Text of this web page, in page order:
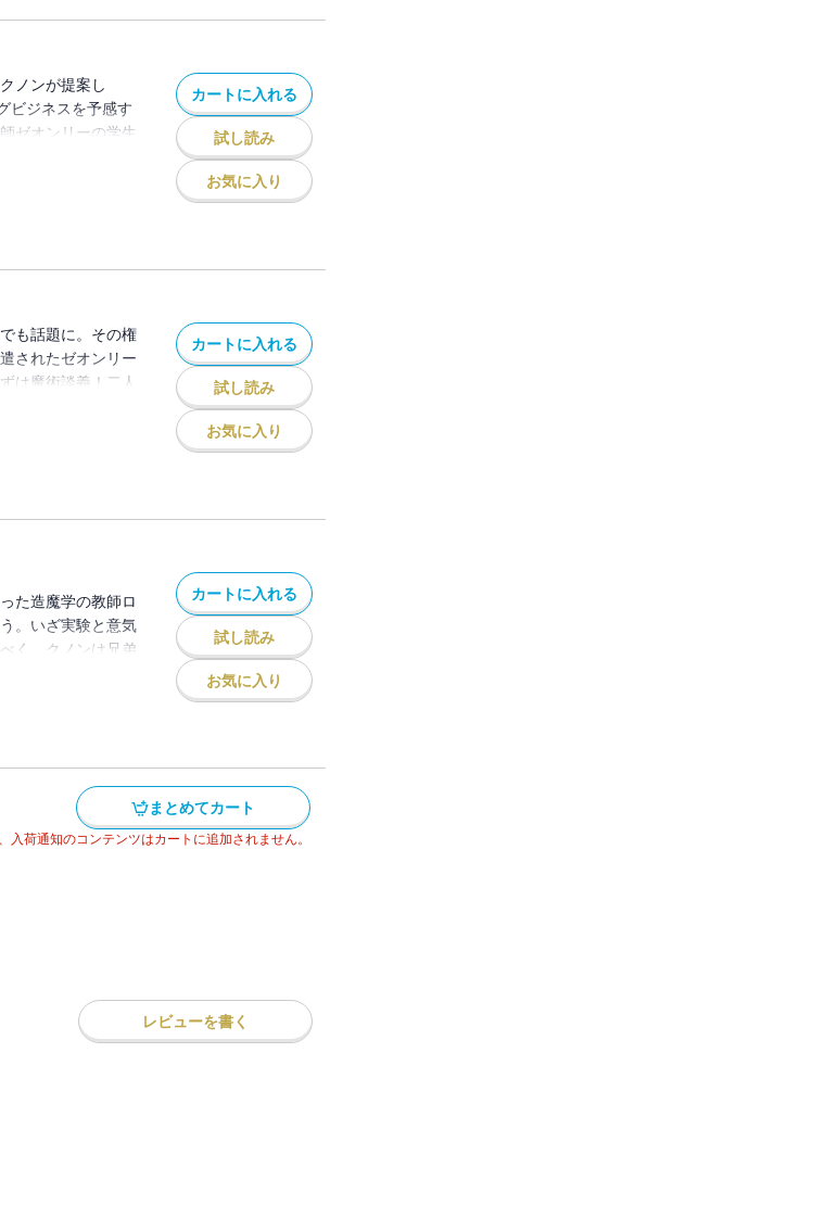
任せで自由に生
されています。
ノンが提案し
ビジネスを予感す
ゼオンリーの学生
の電子版には本編
カートに入れる
試し読み
お気に入り
も話題に。その権
されたゼオンリー
は魔術談義！二人
、ミリカとも積も
で無双する。 ―
版が収録されてい
カートに入れる
試し読み
お気に入り
た造魔学の教師ロ
。いざ実験と意気
く、クノンは兄弟
方、ミリカとの約
本編終了後にカド
ンジョン探索者が
試し版が収録され
カートに入れる
試し読み
お気に入り
まとめてカート
入荷通知のコンテンツはカートに追加されません。
レビューを書く